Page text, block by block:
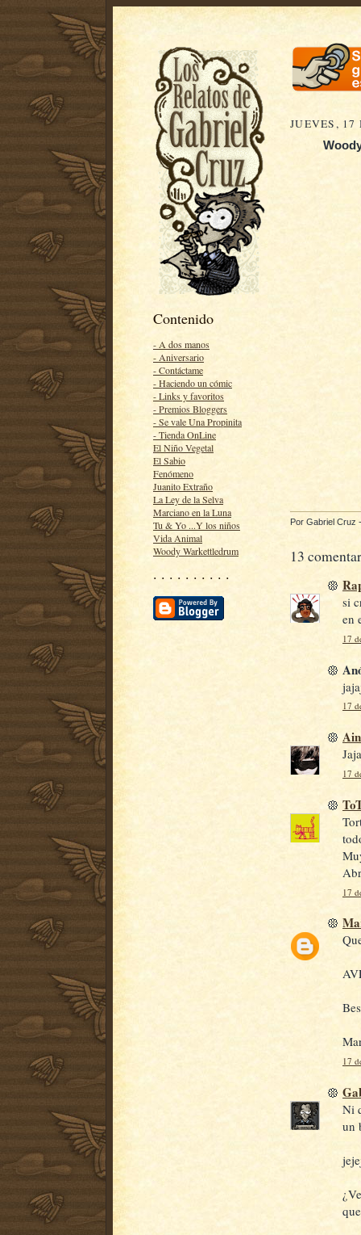
Contenido
- A dos manos
- Aniversario
- Contáctame
- Haciendo un cómic
- Links y favoritos
- Premios Bloggers
- Se vale Una Propinita
- Tienda OnLine
El Niño Vegetal
El Sabio
Fenómeno
Juanito Extraño
La Ley de la Selva
Marciano en la Luna
Tu & Yo ...Y los niños
Vida Animal
Woody Warkettledrum
· · · · · · · · · ·
JUEVES, 17
Por Gabriel Cruz
13
si
en
17
17
17
17
17
Ni
un